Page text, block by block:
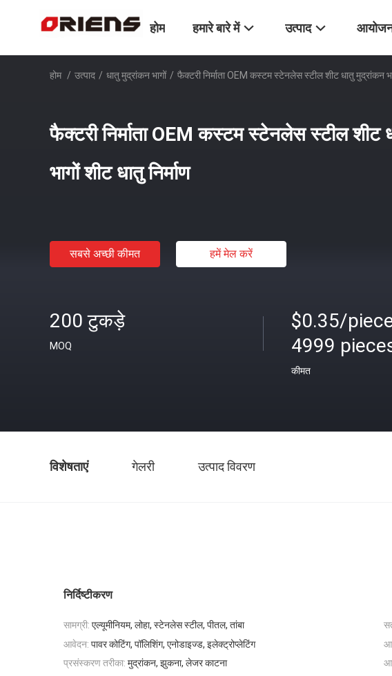
होम हमारे बारे में उत्पाद
होम / उत्पाद / धातु मुद्रांकन भागों / फैक्टरी निर्माता OEM कस्टम स्टेनलेस स्टील शीट धातु मुद्रांकन
फैक्टरी निर्माता OEM कस्टम स्टेनलेस स्टील शीट
भागों शीट धातु निर्माण
सबसे अच्छी कीमत हमें मेल करें
200 टुकड़े
MOQ
$0.35/
4999
कीमत
विशेषताएं गेलरी उत्पाद विवरण
निर्दिष्टीकरण
सामग्री: एल्यूमीनियम, लोहा, स्टेनलेस स्टील, पीतल, तांबा
आवेदन: पावर कोटिंग, पॉलिशिंग, एनोडाइज्ड, इलेक्ट्रोप्लेटिंग
प्रसंस्करण तरीका: मुद्रांकन, झुकना, लेजर काटना